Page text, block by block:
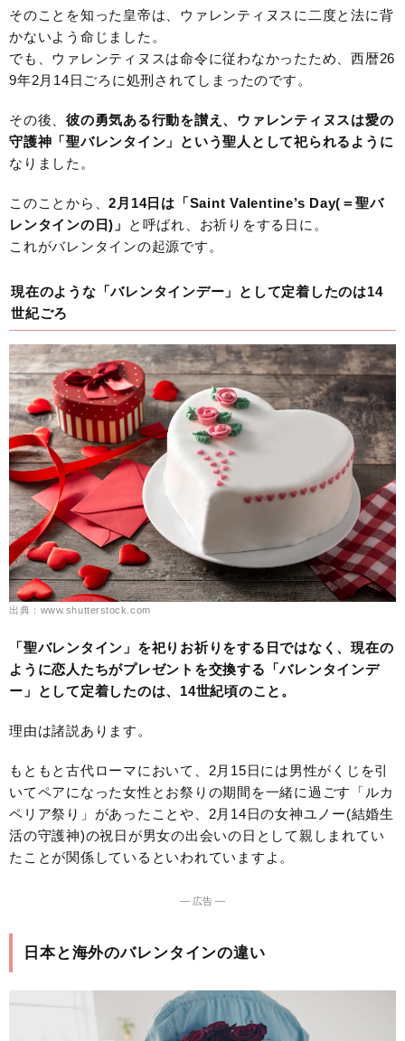
そのことを知った皇帝は、ウァレンティヌスに二度と法に背
かないよう命じました。
でも、ウァレンティヌスは命令に従わなかったため、西暦26
9年2月14日ごろに処刑されてしまったのです。
その後、 彼の勇気ある行動を讃え、ウァレンティヌスは愛の
守護神「聖バレンタイン」という聖人として祀られるように
なりました。
このことから、2月14日は「Saint Valentine’s Day(＝聖バ
レンタインの日)」
と呼ばれ、お祈りをする日に。
これがバレンタインの起源です。
現在のような「バレンタインデー」として定着したのは14
世紀ごろ
出典：www.shutterstock.com
「聖バレンタイン」を祀りお祈りをする日ではなく、現在の
ように恋人たちがプレゼントを交換する「バレンタインデ
ー」として定着したのは、14世紀頃のこと。
理由は諸説あります。
もともと古代ローマにおいて、2月15日には男性がくじを引
いてペアになった女性とお祭りの期間を一緒に過ごす「ルカ
ペリア祭り」があったことや、2月14日の女神ユノー(結婚生
活の守護神)の祝日が男女の出会いの日として親しまれてい
たことが関係しているといわれていますよ。
― 広告 ―
日本と海外のバレンタインの違い